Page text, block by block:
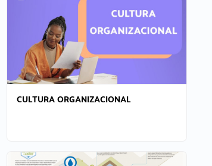
CULTURA ORGANIZACIONAL